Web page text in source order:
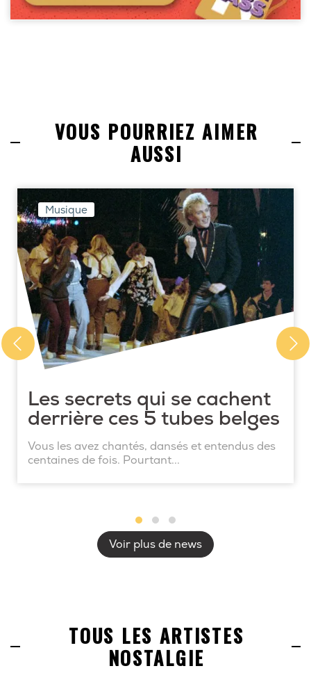
VOUS POURRIEZ AIMER
AUSSI
Musique
Les secrets qui se cachent
derrière ces 5 tubes belges
Vous les avez chantés, dansés et entendus des
centaines de fois. Pourtant...
Voir plus de news
TOUS LES ARTISTES
NOSTALGIE